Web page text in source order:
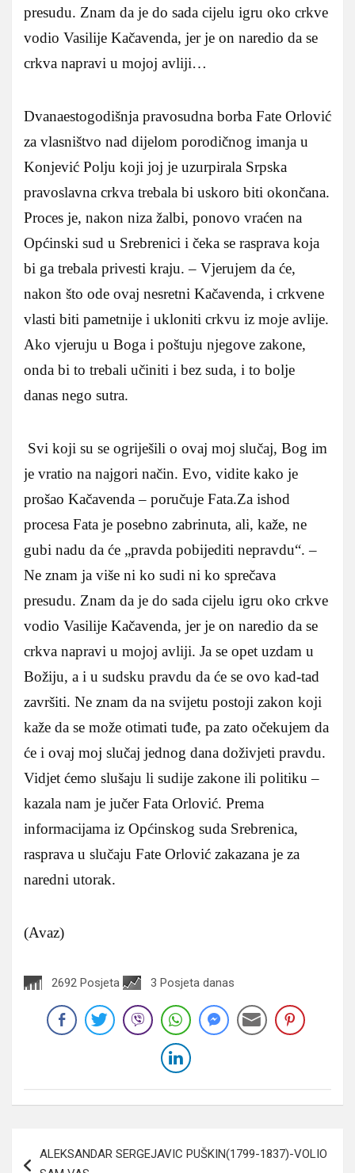
presudu. Znam da je do sada cijelu igru oko crkve
vodio Vasilije Kačavenda, jer je on naredio da se
crkva napravi u mojoj avliji…
Dvanaestogodišnja pravosudna borba Fate Orlović
za vlasništvo nad dijelom porodičnog imanja u
Konjević Polju koji joj je uzurpirala Srpska
pravoslavna crkva trebala bi uskoro biti okončana.
Proces je, nakon niza žalbi, ponovo vraćen na
Općinski sud u Srebrenici i čeka se rasprava koja
bi ga trebala privesti kraju. – Vjerujem da će,
nakon što ode ovaj nesretni Kačavenda, i crkvene
vlasti biti pametnije i ukloniti crkvu iz moje avlije.
Ako vjeruju u Boga i poštuju njegove zakone,
onda bi to trebali učiniti i bez suda, i to bolje
danas nego sutra.
Svi koji su se ogriješili o ovaj moj slučaj, Bog im
je vratio na najgori način. Evo, vidite kako je
prošao Kačavenda – poručuje Fata.Za ishod
procesa Fata je posebno zabrinuta, ali, kaže, ne
gubi nadu da će „pravda pobijediti nepravdu“. –
Ne znam ja više ni ko sudi ni ko sprečava
presudu. Znam da je do sada cijelu igru oko crkve
vodio Vasilije Kačavenda, jer je on naredio da se
crkva napravi u mojoj avliji. Ja se opet uzdam u
Božiju, a i u sudsku pravdu da će se ovo kad-tad
završiti. Ne znam da na svijetu postoji zakon koji
kaže da se može otimati tuđe, pa zato očekujem da
će i ovaj moj slučaj jednog dana doživjeti pravdu.
Vidjet ćemo slušaju li sudije zakone ili politiku –
kazala nam je jučer Fata Orlović. Prema
informacijama iz Općinskog suda Srebrenica,
rasprava u slučaju Fate Orlović zakazana je za
naredni utorak.
(Avaz)
2692 Posjeta 3 Posjeta danas
članaka
ALEKSANDAR SERGEJAVIC PUŠKIN(1799-1837)-VOLIO